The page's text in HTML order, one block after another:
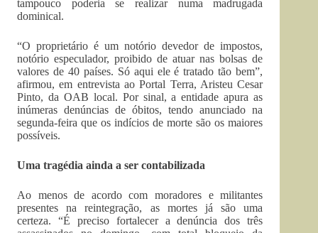
tampouco poderia se realizar numa madrugada
dominical.
“O proprietário é um notório devedor de impostos,
notório especulador, proibido de atuar nas bolsas de
valores de 40 países. Só aqui ele é tratado tão bem”,
afirmou, em entrevista ao Portal Terra, Aristeu Cesar
Pinto, da OAB local. Por sinal, a entidade apura as
inúmeras denúncias de óbitos, tendo anunciado na
segunda-feira que os indícios de morte são os maiores
possíveis.
Uma tragédia ainda a ser contabilizada
Ao menos de acordo com moradores e militantes
presentes na reintegração, as mortes já são uma
certeza. “É preciso fortalecer a denúncia dos três